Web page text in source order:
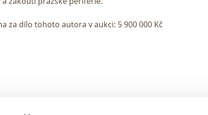
za dílo tohoto autora v aukci: 5 900 000 Kč